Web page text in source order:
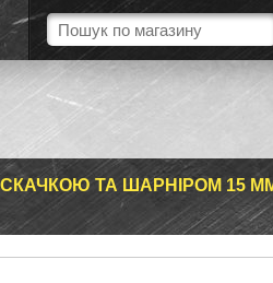
ТА ШАРНІРОМ 15 ММ